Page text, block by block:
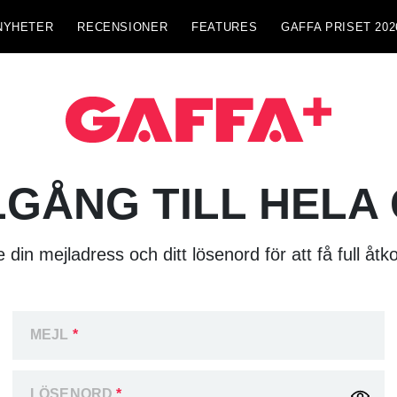
RECENSIONER FEATURES GAFFA PRISET
TILL HELA
din mejladress och ditt lösenord för att få full
MEJL *
LÖSENORD*